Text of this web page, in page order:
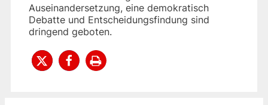
Auseinandersetzung, eine demokratisch
Debatte und Entscheidungsfindung sind
dringend geboten.